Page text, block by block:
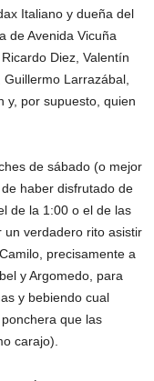
Italiano y dueña del
de Avenida Vicuña
Diez, Valentín
Larrazábal,
y, por supuesto, quien
de sábado (o mejor
haber disfrutado de
de la 1:00 o el de las
verdadero rito asistir
precisamente a
y Argomedo, para
y bebiendo cual
que las
carajo).